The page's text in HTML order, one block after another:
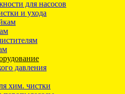
для насосов
и ухода
давления
хим. чистки